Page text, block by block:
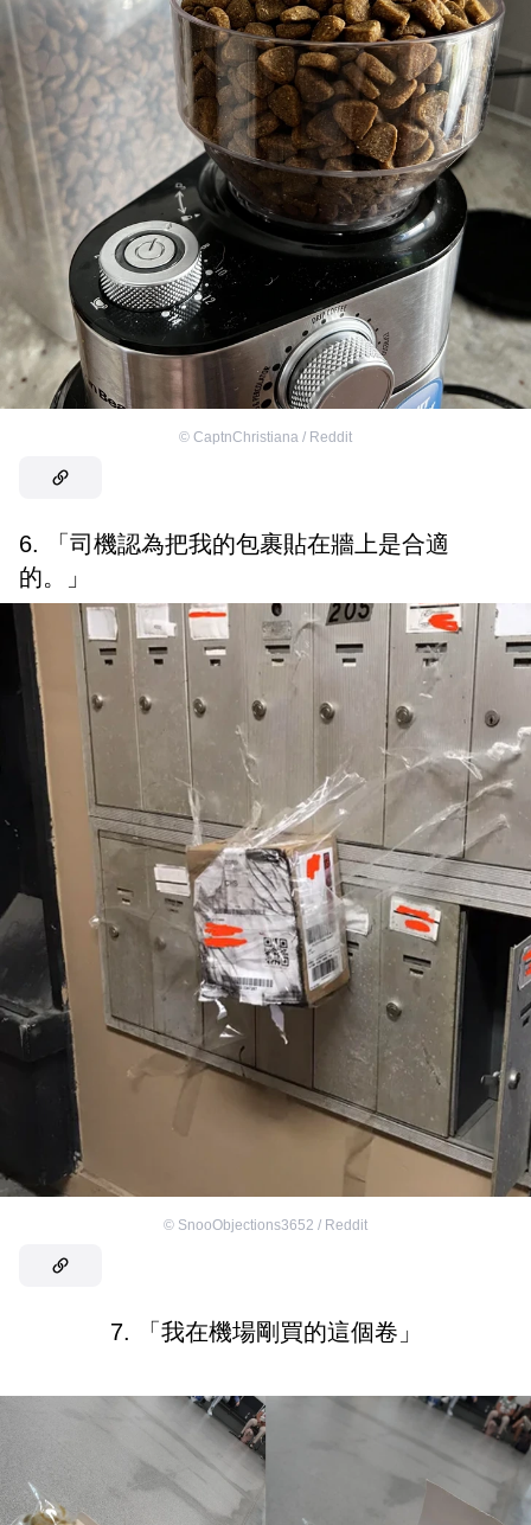
© CaptnChristiana / Reddit
6. 「司機認為把我的包裹貼在牆上是合適
的。」
© SnooObjections3652 / Reddit
7. 「我在機場剛買的這個卷」